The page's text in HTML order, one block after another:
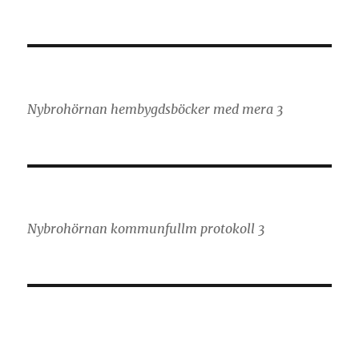
Nybrohörnan hembygdsböcker med mera 3
Nybrohörnan kommunfullm protokoll 3